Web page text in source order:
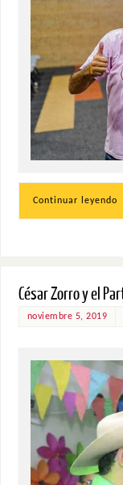
Continuar leyendo
César Zorro y el
noviembre 5, 2019